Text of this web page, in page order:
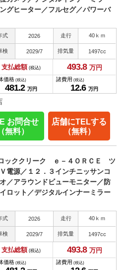
グヒーター／フルセグ／パワーバ
式 2026 走行 40ｋｍ
検 2029/7 排気量 1497cc
支払総額 (税込) 493.8 万円
価格 (税込)
481.2 万円
諸費用 (税込)
12.6 万円
お問合せ
（無料）
店舗にTELする
（無料）
ッククリーク ｅ－４ＯＲＣＥ ツ
電源／１２．３インチニッサンコ
／アラウンドビューモニター／防
ロット／デジタルインナーミラー
式 2026 走行 40ｋｍ
検 2029/7 排気量 1497cc
支払総額 (税込) 493.8 万円
価格 (税込) 諸費用 (税込)